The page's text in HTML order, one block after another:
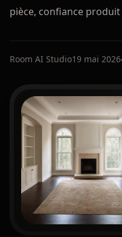
pièce, confiance
Room AI Studio19 mai 2026